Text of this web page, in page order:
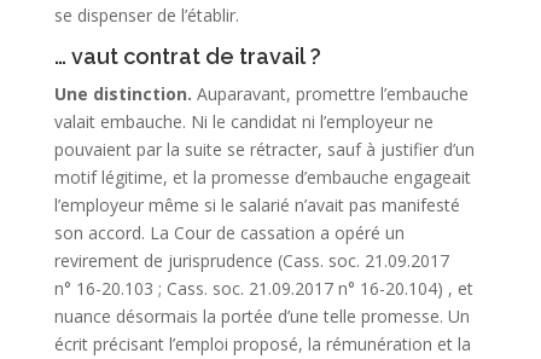
se dispenser de l’établir.
… vaut contrat de travail ?
Une distinction. Auparavant, promettre l’embauche
valait embauche. Ni le candidat ni l’employeur ne
pouvaient par la suite se rétracter, sauf à justifier d’un
motif légitime, et la promesse d’embauche engageait
l’employeur même si le salarié n’avait pas manifesté
son accord. La Cour de cassation a opéré un
revirement de jurisprudence (Cass. soc. 21.09.2017
n° 16-20.103 ; Cass. soc. 21.09.2017 n° 16-20.104) , et
nuance désormais la portée d’une telle promesse. Un
écrit précisant l’emploi proposé, la rémunération et la